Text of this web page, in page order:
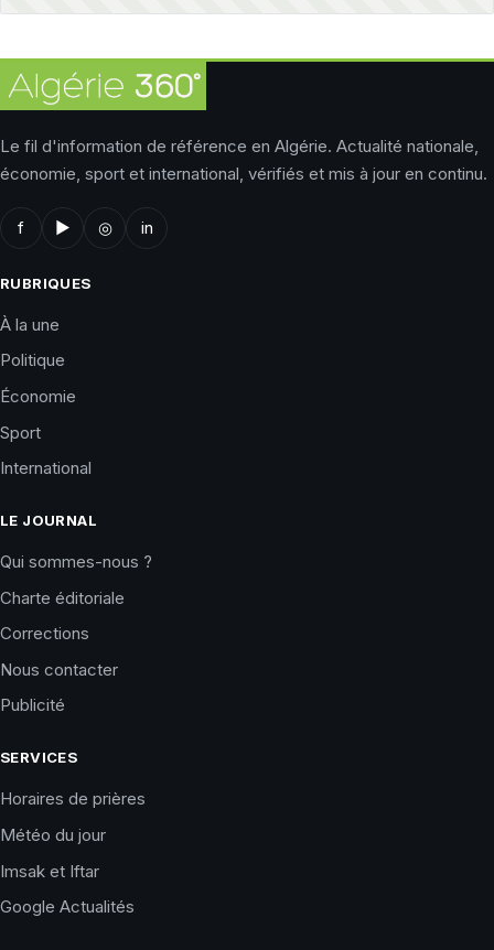
Le fil d'information de référence en Algérie. Actualité nationale,
économie, sport et international, vérifiés et mis à jour en continu.
f ▶ ◎ in
RUBRIQUES
À la une
Politique
Économie
Sport
International
LE JOURNAL
Qui sommes-nous ?
Charte éditoriale
Corrections
Nous contacter
Publicité
SERVICES
Horaires de prières
Météo du jour
Imsak et Iftar
Google Actualités